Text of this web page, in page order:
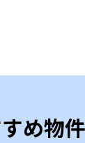
め物件